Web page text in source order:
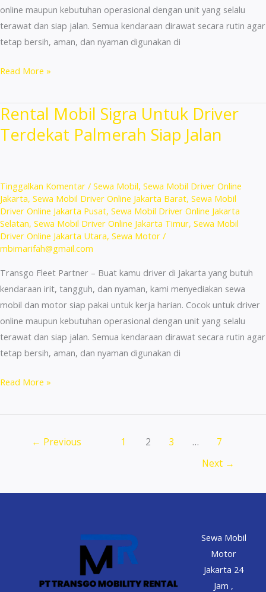
online maupun kebutuhan operasional dengan unit yang selalu
terawat dan siap jalan. Semua kendaraan dirawat secara rutin agar
tetap bersih, aman, dan nyaman digunakan di
Rental
Toyota
Untuk
Driver
Siap
Pakai!
Read More »
Rental Mobil Sigra Untuk Driver
Terdekat Palmerah Siap Jalan
Tinggalkan Komentar / Sewa Mobil, Sewa Mobil Driver Online
Jakarta, Sewa Mobil Driver Online Jakarta Barat, Sewa Mobil
Driver Online Jakarta Pusat, Sewa Mobil Driver Online Jakarta
Selatan, Sewa Mobil Driver Online Jakarta Timur, Sewa Mobil
Driver Online Jakarta Utara, Sewa Motor /
mbimarifah@gmail.com
Transgo Fleet Partner – Buat kamu driver di Jakarta yang butuh
kendaraan irit, tangguh, dan nyaman, kami menyediakan sewa
mobil dan motor siap pakai untuk kerja harian. Cocok untuk driver
online maupun kebutuhan operasional dengan unit yang selalu
terawat dan siap jalan. Semua kendaraan dirawat secara rutin agar
tetap bersih, aman, dan nyaman digunakan di
Rental
Sigra
Siap
Read More »
← Previous 1 2 3 …
7
Next →
Sewa Mobil
Motor
Jakarta 24
Jam ,